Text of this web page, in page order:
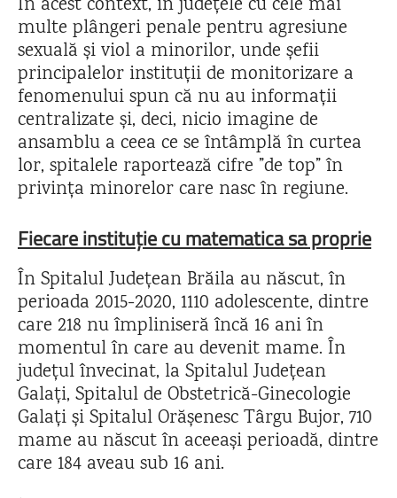
În acest context, în județele cu cele mai
multe plângeri penale pentru agresiune
sexuală și viol a minorilor, unde șefii
principalelor instituții de monitorizare a
fenomenului spun că nu au informații
centralizate și, deci, nicio imagine de
ansamblu a ceea ce se întâmplă în curtea
lor, spitalele raportează cifre ”de top” în
privința minorelor care nasc în regiune.
Fiecare instituție cu matematica sa proprie
În Spitalul Județean Brăila au născut, în
perioada 2015-2020, 1110 adolescente, dintre
care 218 nu împliniseră încă 16 ani în
momentul în care au devenit mame. În
județul învecinat, la Spitalul Județean
Galați, Spitalul de Obstetrică-Ginecologie
Galați și Spitalul Orășenesc Târgu Bujor, 710
mame au născut în aceeași perioadă, dintre
care 184 aveau sub 16 ani.